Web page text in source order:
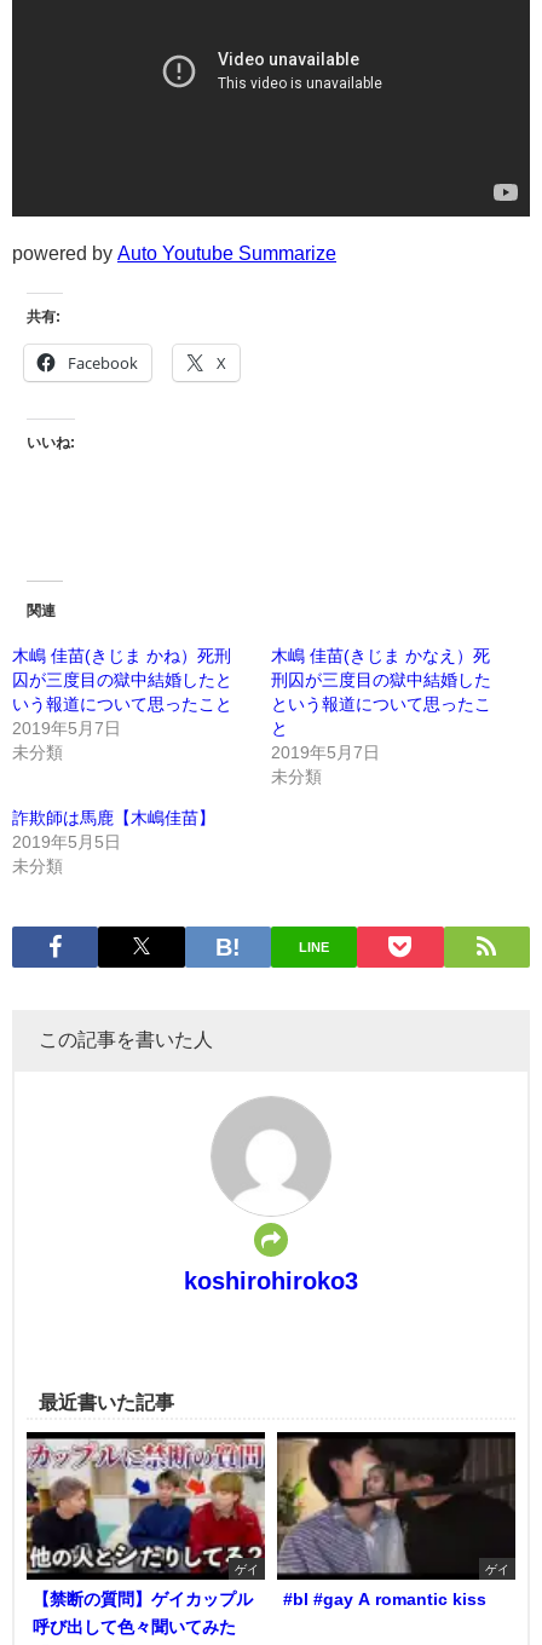
powered by Auto Youtube Summarize
共有:
Facebook X
いいね:
関連
木嶋 佳苗(きじま かね）死刑
囚が三度目の獄中結婚したと
いう報道について思ったこと
2019年5月7日
未分類
木嶋 佳苗(きじま かなえ）死
刑囚が三度目の獄中結婚した
という報道について思ったこ
と
2019年5月7日
未分類
詐欺師は馬鹿【木嶋佳苗】
2019年5月5日
未分類
LINE
この記事を書いた人
koshirohiroko3
最近書いた記事
ゲイ
【禁断の質問】ゲイカップル
呼び出して色々聞いてみた
ゲイ
#bl #gay A romantic kiss